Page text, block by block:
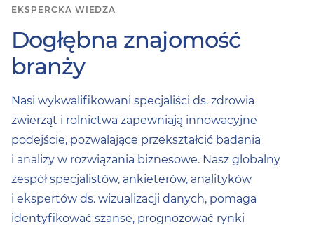
EKSPERCKA WIEDZA
Dogłębna znajomość
branży
Nasi wykwalifikowani specjaliści ds. zdrowia
zwierząt i rolnictwa zapewniają innowacyjne
podejście, pozwalające przekształcić badania
i analizy w rozwiązania biznesowe. Nasz globalny
zespół specjalistów, ankieterów, analityków
i ekspertów ds. wizualizacji danych, pomaga
identyfikować szanse, prognozować rynki